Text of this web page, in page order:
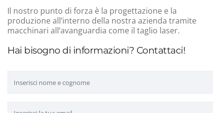
Hai bisogno di informazioni? Contattaci!
Il nostro punto di forza è la progettazione e la
produzione all’interno della nostra azienda tramite
macchinari all’avanguardia come il taglio laser.